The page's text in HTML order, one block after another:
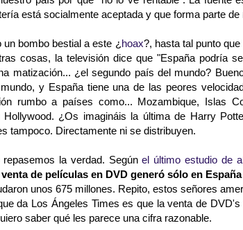
está socialmente aceptada y que forma parte de
bombo bestial a este ¿ hoax?, hasta tal punto
cosas, la televisión dice que "España podría
matización... ¿el segundo país del mundo?
y España tiene una de las peores
rumbo a países como... Mozambique, Islas
¿Os imagináis la última de Harry
tampoco. Directamente ni se distribuyen.
repasemos la verdad. Segúnel último estudio de
venta de películas en DVD generó sólo en
unos 675 millones. Repito, estos señores
da Los Ángeles Times es que la venta de
saber qué les parece una cifra razonable.